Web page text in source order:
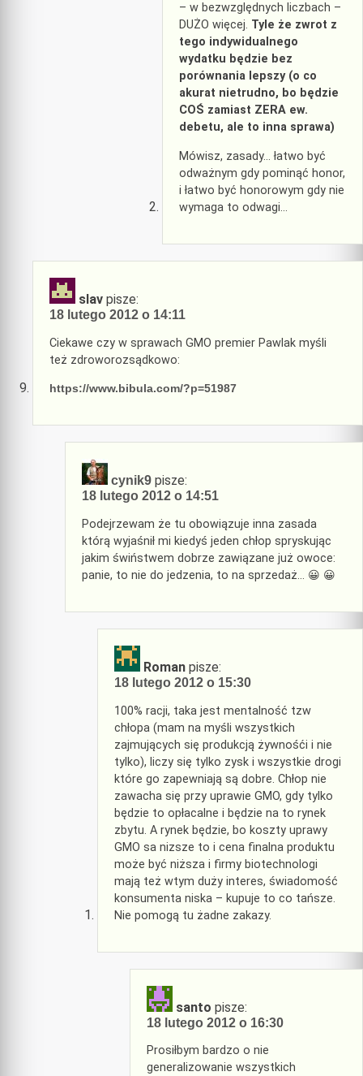
– w bezwzględnych liczbach –
DUŻO więcej. Tyle że zwrot z
tego indywidualnego
wydatku będzie bez
porównania lepszy (o co
akurat nietrudno, bo będzie
COŚ zamiast ZERA ew.
debetu, ale to inna sprawa)
Mówisz, zasady… łatwo być
odważnym gdy pominąć honor,
i łatwo być honorowym gdy nie
wymaga to odwagi…
slav pisze:
18 lutego 2012 o 14:11
Ciekawe czy w sprawach GMO premier Pawlak myśli
też zdroworozsądkowo:
https://www.bibula.com/?p=51987
cynik9 pisze:
18 lutego 2012 o 14:51
Podejrzewam że tu obowiązuje inna zasada
którą wyjaśnił mi kiedyś jeden chłop spryskując
jakim świństwem dobrze zawiązane już owoce:
panie, to nie do jedzenia, to na sprzedaż… 😀 😀
Roman pisze:
18 lutego 2012 o 15:30
100% racji, taka jest mentalność tzw
chłopa (mam na myśli wszystkich
zajmujących się produkcją żywnośći i nie
tylko), liczy się tylko zysk i wszystkie drogi
które go zapewniają są dobre. Chłop nie
zawacha się przy uprawie GMO, gdy tylko
będzie to opłacalne i będzie na to rynek
zbytu. A rynek będzie, bo koszty uprawy
GMO sa nizsze to i cena finalna produktu
może być niższa i firmy biotechnologi
mają też wtym duży interes, świadomość
konsumenta niska – kupuje to co tańsze.
Nie pomogą tu żadne zakazy.
santo pisze:
18 lutego 2012 o 16:30
Prosiłbym bardzo o nie
generalizowanie wszystkich